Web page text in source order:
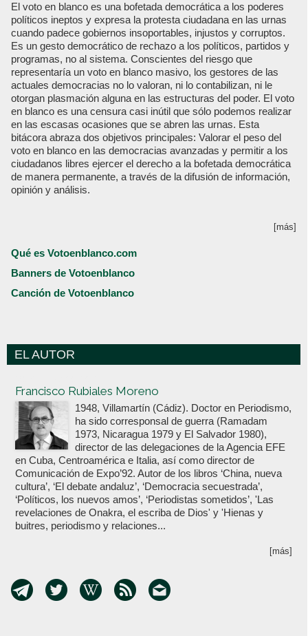
El voto en blanco es una bofetada democrática a los poderes
políticos ineptos y expresa la protesta ciudadana en las urnas
cuando padece gobiernos insoportables, injustos y corruptos.
Es un gesto democrático de rechazo a los políticos, partidos y
programas, no al sistema. Conscientes del riesgo que
representaría un voto en blanco masivo, los gestores de las
actuales democracias no lo valoran, ni lo contabilizan, ni le
otorgan plasmación alguna en las estructuras del poder. El voto
en blanco es una censura casi inútil que sólo podemos realizar
en las escasas ocasiones que se abren las urnas. Esta
bitácora abraza dos objetivos principales: Valorar el peso del
voto en blanco en las democracias avanzadas y permitir a los
ciudadanos libres ejercer el derecho a la bofetada democrática
de manera permanente, a través de la difusión de información,
opinión y análisis.
[más]
Qué es Votoenblanco.com
Banners de Votoenblanco
Canción de Votoenblanco
EL AUTOR
Francisco Rubiales Moreno
1948, Villamartín (Cádiz). Doctor en Periodismo,
ha sido corresponsal de guerra (Ramadam
1973, Nicaragua 1979 y El Salvador 1980),
director de las delegaciones de la Agencia EFE
en Cuba, Centroamérica e Italia, así como director de
Comunicación de Expo’92. Autor de los libros ‘China, nueva
cultura’, ‘El debate andaluz’, ‘Democracia secuestrada’,
‘Políticos, los nuevos amos’, ‘Periodistas sometidos’, 'Las
revelaciones de Onakra, el escriba de Dios' y 'Hienas y
buitres, periodismo y relaciones...
[más]